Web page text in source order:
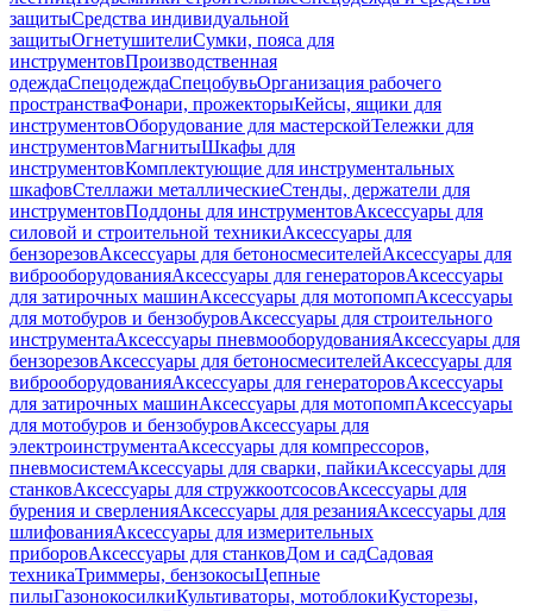
защитыСредства индивидуальной
защитыОгнетушителиСумки, пояса для
инструментовПроизводственная
одеждаСпецодеждаСпецобувьОрганизация рабочего
пространстваФонари, прожекторыКейсы, ящики для
инструментовОборудование для мастерскойТележки для
инструментовМагнитыШкафы для
инструментовКомплектующие для инструментальных
шкафовСтеллажи металлическиеСтенды, держатели для
инструментовПоддоны для инструментовАксессуары для
силовой и строительной техникиАксессуары для
бензорезовАксессуары для бетоносмесителейАксессуары для
виброоборудованияАксессуары для генераторовАксессуары
для затирочных машинАксессуары для мотопомпАксессуары
для мотобуров и бензобуровАксессуары для строительного
инструментаАксессуары пневмооборудованияАксессуары для
бензорезовАксессуары для бетоносмесителейАксессуары для
виброоборудованияАксессуары для генераторовАксессуары
для затирочных машинАксессуары для мотопомпАксессуары
для мотобуров и бензобуровАксессуары для
электроинструментаАксессуары для компрессоров,
пневмосистемАксессуары для сварки, пайкиАксессуары для
станковАксессуары для стружкоотсосовАксессуары для
бурения и сверленияАксессуары для резанияАксессуары для
шлифованияАксессуары для измерительных
приборовАксессуары для станковДом и садСадовая
техникаТриммеры, бензокосыЦепные
пилыГазонокосилкиКультиваторы, мотоблокиКусторезы,